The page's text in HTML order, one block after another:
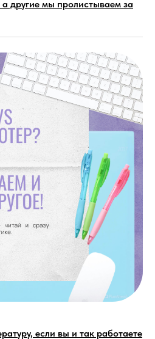
а другие мы пролистываем за
если вы и так работаете